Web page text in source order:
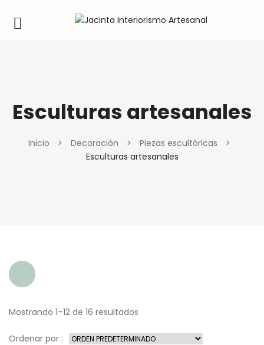
Esculturas artesanales
Inicio > Decoración > Piezas escultóricas
>
Esculturas artesanales
Mostrando 1–12 de 16 resultados
Ordenar por :